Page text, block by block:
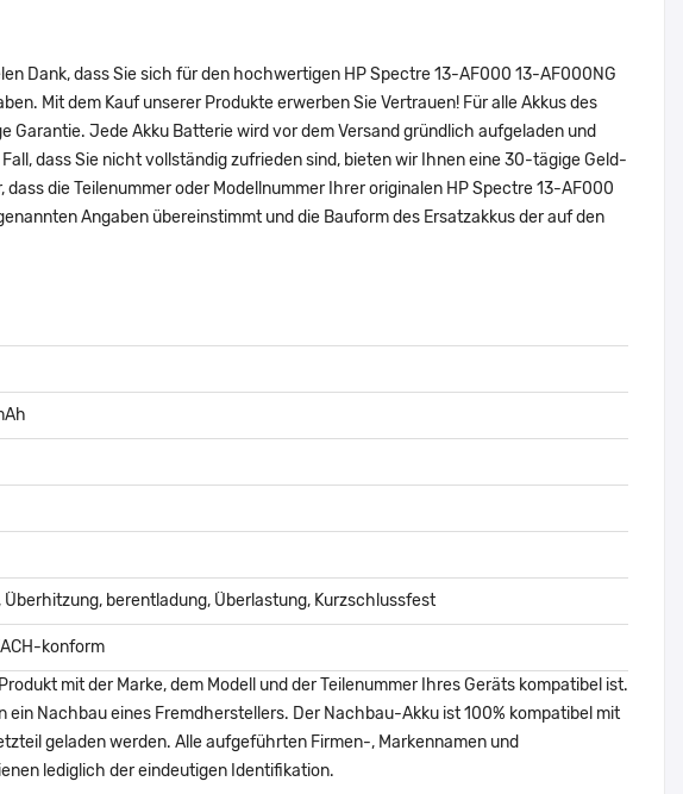
Dank, dass Sie sich für den hochwertigen HP Spectre 13-AF000 13-AF000NG
Mit dem Kauf unserer Produkte erwerben Sie Vertrauen! Für alle Akkus des
Jede Akku Batterie wird vor dem Versand gründlich aufgeladen und
dass Sie nicht vollständig zufrieden sind, bieten wir Ihnen eine 30-tägige Geld-
die Teilenummer oder Modellnummer Ihrer originalen HP Spectre 13-AF000
Angaben übereinstimmt und die Bauform des Ersatzakkus der auf den
Überhitzung, berentladung, Überlastung, Kurzschlussfest
konform
mit der Marke, dem Modell und der Teilenummer Ihres Geräts kompatibel ist.
ein Nachbau eines Fremdherstellers. Der Nachbau-Akku ist 100% kompatibel mit
geladen werden. Alle aufgeführten Firmen-, Markennamen und
lediglich der eindeutigen Identifikation.